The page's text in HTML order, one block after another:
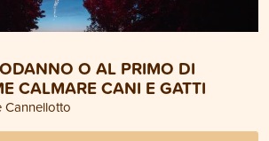
O AL PRIMO DI
CALMARE CANI E GATTI